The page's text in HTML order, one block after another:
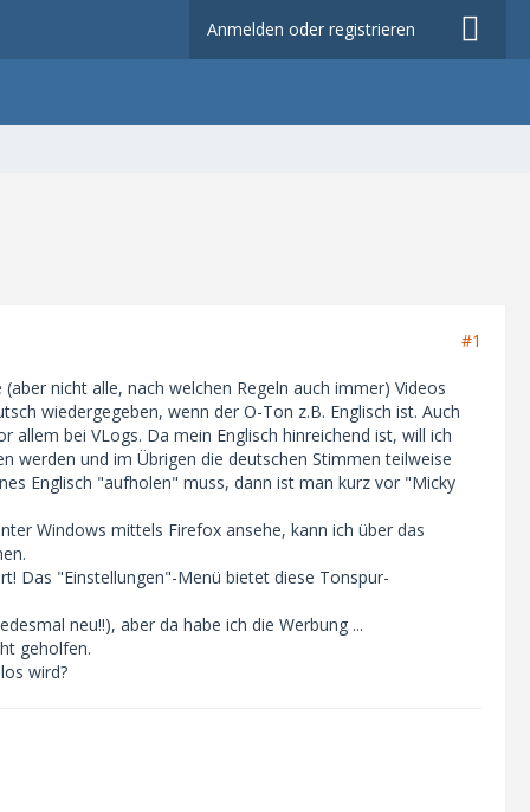
Anmelden oder registrieren
#1
nicht alle, nach welchen Regeln auch immer) Videos
wiedergegeben, wenn der O-Ton z.B. Englisch ist. Auch
bei VLogs. Da mein Englisch hinreichend ist, will ich
werden und im Übrigen die deutschen Stimmen teilweise
Englisch "aufholen" muss, dann ist man kurz vor "Micky
Windows mittels Firefox ansehe, kann ich über das
Das "Einstellungen"-Menü bietet diese Tonspur-
neu!!), aber da habe ich die Werbung ...
geholfen.
wird?